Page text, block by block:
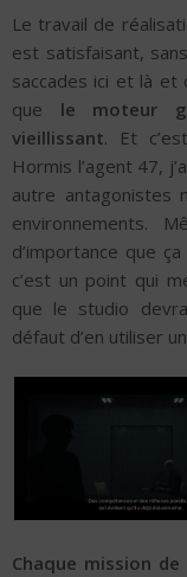
Le travail de
est satisfaisant,
saccades ici et là
que le moteur
vieillissant. Et
Hormis l’agent 47,
autre antagonistes
environnements.
d’importance que
c’est un point qui
que le studio
défaut d’en utiliser
Chaque mission